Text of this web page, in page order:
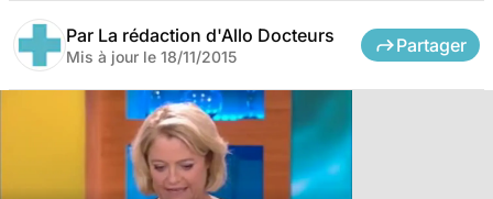
Par La rédaction d'Allo Docteurs
Mis à jour le 18/11/2015
Partager